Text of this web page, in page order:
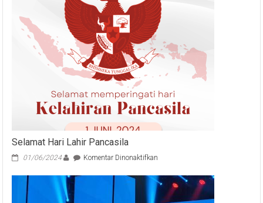
Semua
Pihak
Berperan
Aktif
Jaga
Kelestarian
Mangrove
Selamat Hari Lahir Pancasila
01/06/2024 Komentar Dinonaktifkan
Lahir
Pancasila